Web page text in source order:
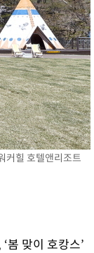
커힐 호텔앤리조트
봄 맞이 호캉스’